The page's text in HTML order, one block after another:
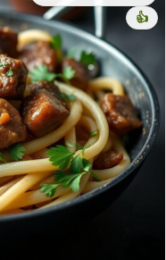
👍